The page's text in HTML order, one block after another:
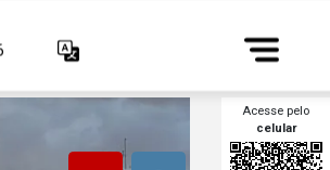
Acesse pelo
celular